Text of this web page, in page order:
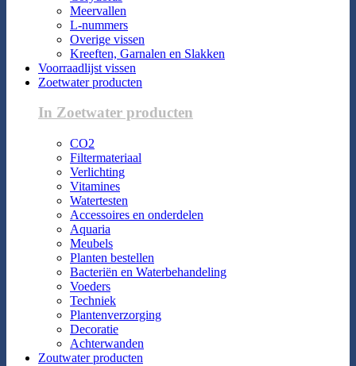
Meervallen
L-nummers
Overige vissen
Kreeften, Garnalen en Slakken
Voorraadlijst vissen
Zoetwater producten
In Zoetwater producten
CO2
Filtermateriaal
Verlichting
Vitamines
Watertesten
Accessoires en onderdelen
Aquaria
Meubels
Planten bestellen
Bacteriën en Waterbehandeling
Voeders
Techniek
Plantenverzorging
Decoratie
Achterwanden
Zoutwater producten